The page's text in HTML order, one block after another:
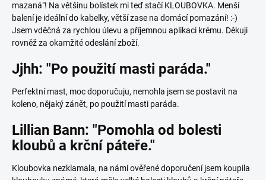
mazaná"! Na většinu bolístek mi teď stačí KLOUBOVKA. Menší
balení je ideální do kabelky, větší zase na domácí pomazání! :-)
Jsem vděčná za rychlou úlevu a příjemnou aplikaci krému. Děkuji
rovněž za okamžité odeslání zboží.
Jjhh: "Po použití masti paráda."
Perfektní mast, moc doporučuju, nemohla jsem se postavit na
koleno, nějaký zánět, po použití masti paráda.
Lillian Bann: "Pomohla od bolesti
kloubů a krční páteře."
Kloubovka nezklamala, na námi ověřené doporučení jsem koupila